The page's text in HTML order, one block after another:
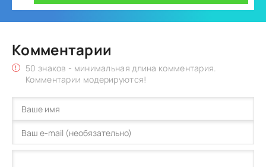
Комментарии
50 знаков - минимальная длина комментария.
Комментарии модерируются!